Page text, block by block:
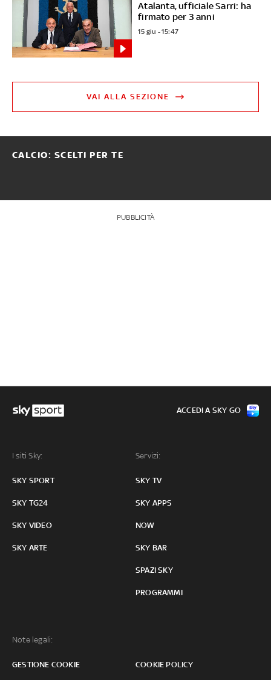
Atalanta, ufficiale Sarri: ha
firmato per 3 anni
15 giu - 15:47
VAI ALLA SEZIONE
CALCIO: SCELTI PER TE
PUBBLICITÀ
I siti Sky:
SKY SPORT
SKY TG24
SKY VIDEO
SKY ARTE
Servizi:
SKY TV
SKY APPS
NOW
SKY BAR
SPAZI SKY
PROGRAMMI
Note legali:
GESTIONE COOKIE COOKIE POLICY
ACCEDI A SKY GO